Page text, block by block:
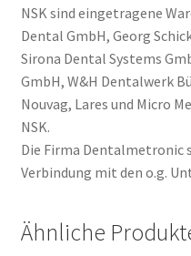
NSK sind eingetragene
Dental GmbH, Georg
Sirona Dental Systems
GmbH, W&H Dentalwerk
Nouvag, Lares und Micro
NSK.
Die Firma
Verbindung mit den o.g.
Ähnliche